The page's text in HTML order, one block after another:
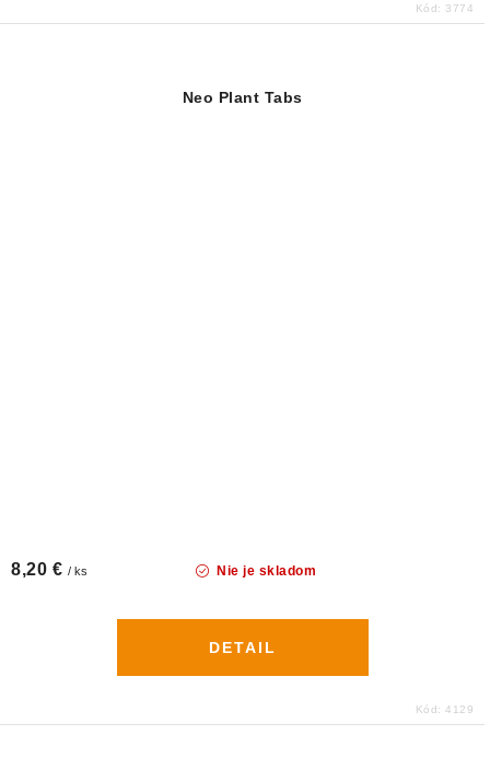
Kód: 3774
Neo Plant Tabs
Nie je skladom
8,20 € / ks
DETAIL
Kód: 4129